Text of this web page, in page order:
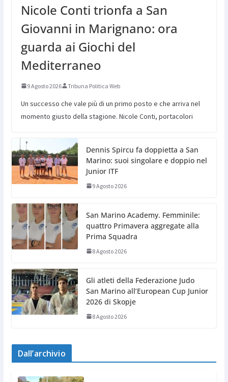
Nicole Conti trionfa a San
Giovanni in Marignano: ora
guarda ai Giochi del
Mediterraneo
9 Agosto 2026 Tribuna Politica Web
Un successo che vale più di un primo posto e che arriva nel
momento giusto della stagione. Nicole Conti, portacolori
Dennis Spircu fa doppietta a San
Marino: suoi singolare e doppio nel
Junior ITF
9 Agosto 2026
San Marino Academy. Femminile:
quattro Primavera aggregate alla
Prima Squadra
8 Agosto 2026
Gli atleti della Federazione Judo
San Marino all’European Cup Junior
2026 di Skopje
8 Agosto 2026
Dall’archivio